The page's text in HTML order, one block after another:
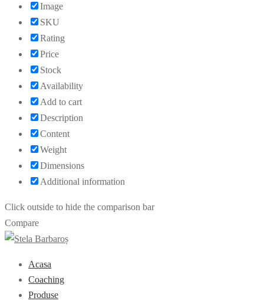
Image
SKU
Rating
Price
Stock
Availability
Add to cart
Description
Content
Weight
Dimensions
Additional information
Click outside to hide the comparison bar
Compare
Acasa
Coaching
Produse